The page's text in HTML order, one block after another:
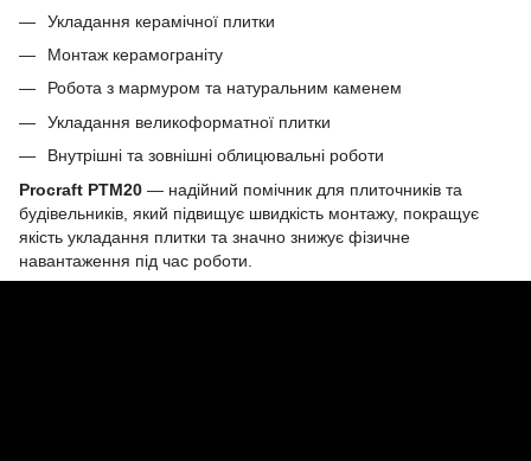
Укладання керамічної плитки
Монтаж керамограніту
Робота з мармуром та натуральним каменем
Укладання великоформатної плитки
Внутрішні та зовнішні облицювальні роботи
Procraft PTM20 — надійний помічник для плиточників та
будівельників, який підвищує швидкість монтажу, покращує
якість укладання плитки та значно знижує фізичне
навантаження під час роботи.